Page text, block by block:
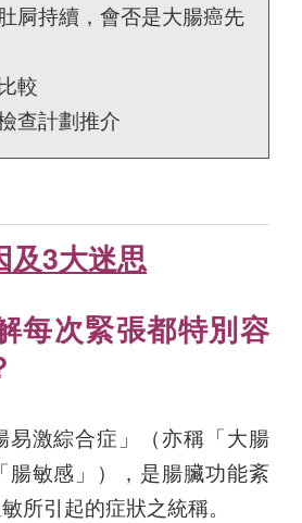
屙持續，會否是大腸癌先
較
查計劃推介
及3大迷思
每次緊張都特別容
易激綜合症」（亦稱「大腸
腸敏感」），是腸臟功能紊
所引起的症狀之統稱。